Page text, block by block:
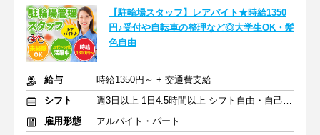
【駐輪場スタッフ】レアバイト★時給1350
円♪受付や自転車の整理など◎大学生OK・髪
色自由
給与
時給1350円～ + 交通費支給
シフト
週3日以上 1日4.5時間以上 シフト自由・自己申告
雇用形態
アルバイト・パート